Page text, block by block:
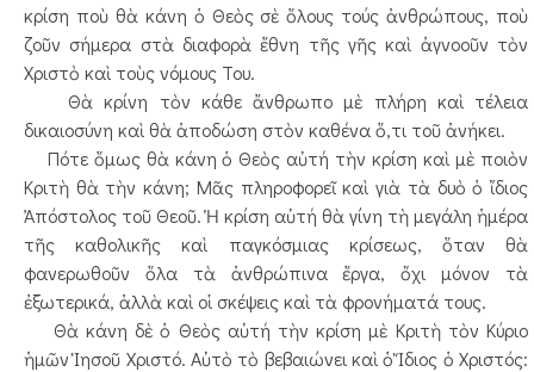
κρίση ποὺ θὰ κάνη ὁ Θεὸς σὲ ὅλους τούς ἀνθρώπους, ποὺ
ζοῦν σήμερα στὰ διαφορὰ ἔθνη τῆς γῆς καὶ ἀγνοοῦν τὸν
Χριστὸ καὶ τοὺς νόμους Του.
Θὰ κρίνη τὸν κάθε ἄνθρωπο μὲ πλήρη καὶ τέλεια
δικαιοσύνη καὶ θὰ ἀποδώση στὸν καθένα ὅ,τι τοῦ ἀνήκει.
Πότε ὅμως θὰ κάνη ὁ Θεὸς αὐτή τὴν κρίση καὶ μὲ ποιὸν
Κριτὴ θὰ τὴν κάνη; Μᾶς πληροφορεῖ καὶ γιὰ τὰ δυὸ ὁ ἴδιος
Ἀπόστολος τοῦ Θεοῦ. Ἡ κρίση αὐτή θὰ γίνη τὴ μεγάλη ἡμέρα
τῆς καθολικῆς καὶ παγκόσμιας κρίσεως, ὅταν θὰ
φανερωθοῦν ὅλα τὰ ἀνθρώπινα ἔργα, ὄχι μόνον τὰ
ἐξωτερικά, ἀλλὰ καὶ οἱ σκέψεις καὶ τὰ φρονήματά τους.
Θὰ κάνη δὲ ὁ Θεὸς αὐτή τὴν κρίση μὲ Κριτὴ τὸν Κύριο
ἡμῶν Ἰησοῦ Χριστό. Αὐτὸ τὸ βεβαιώνει καὶ ὁ Ἴδιος ὁ Χριστός: